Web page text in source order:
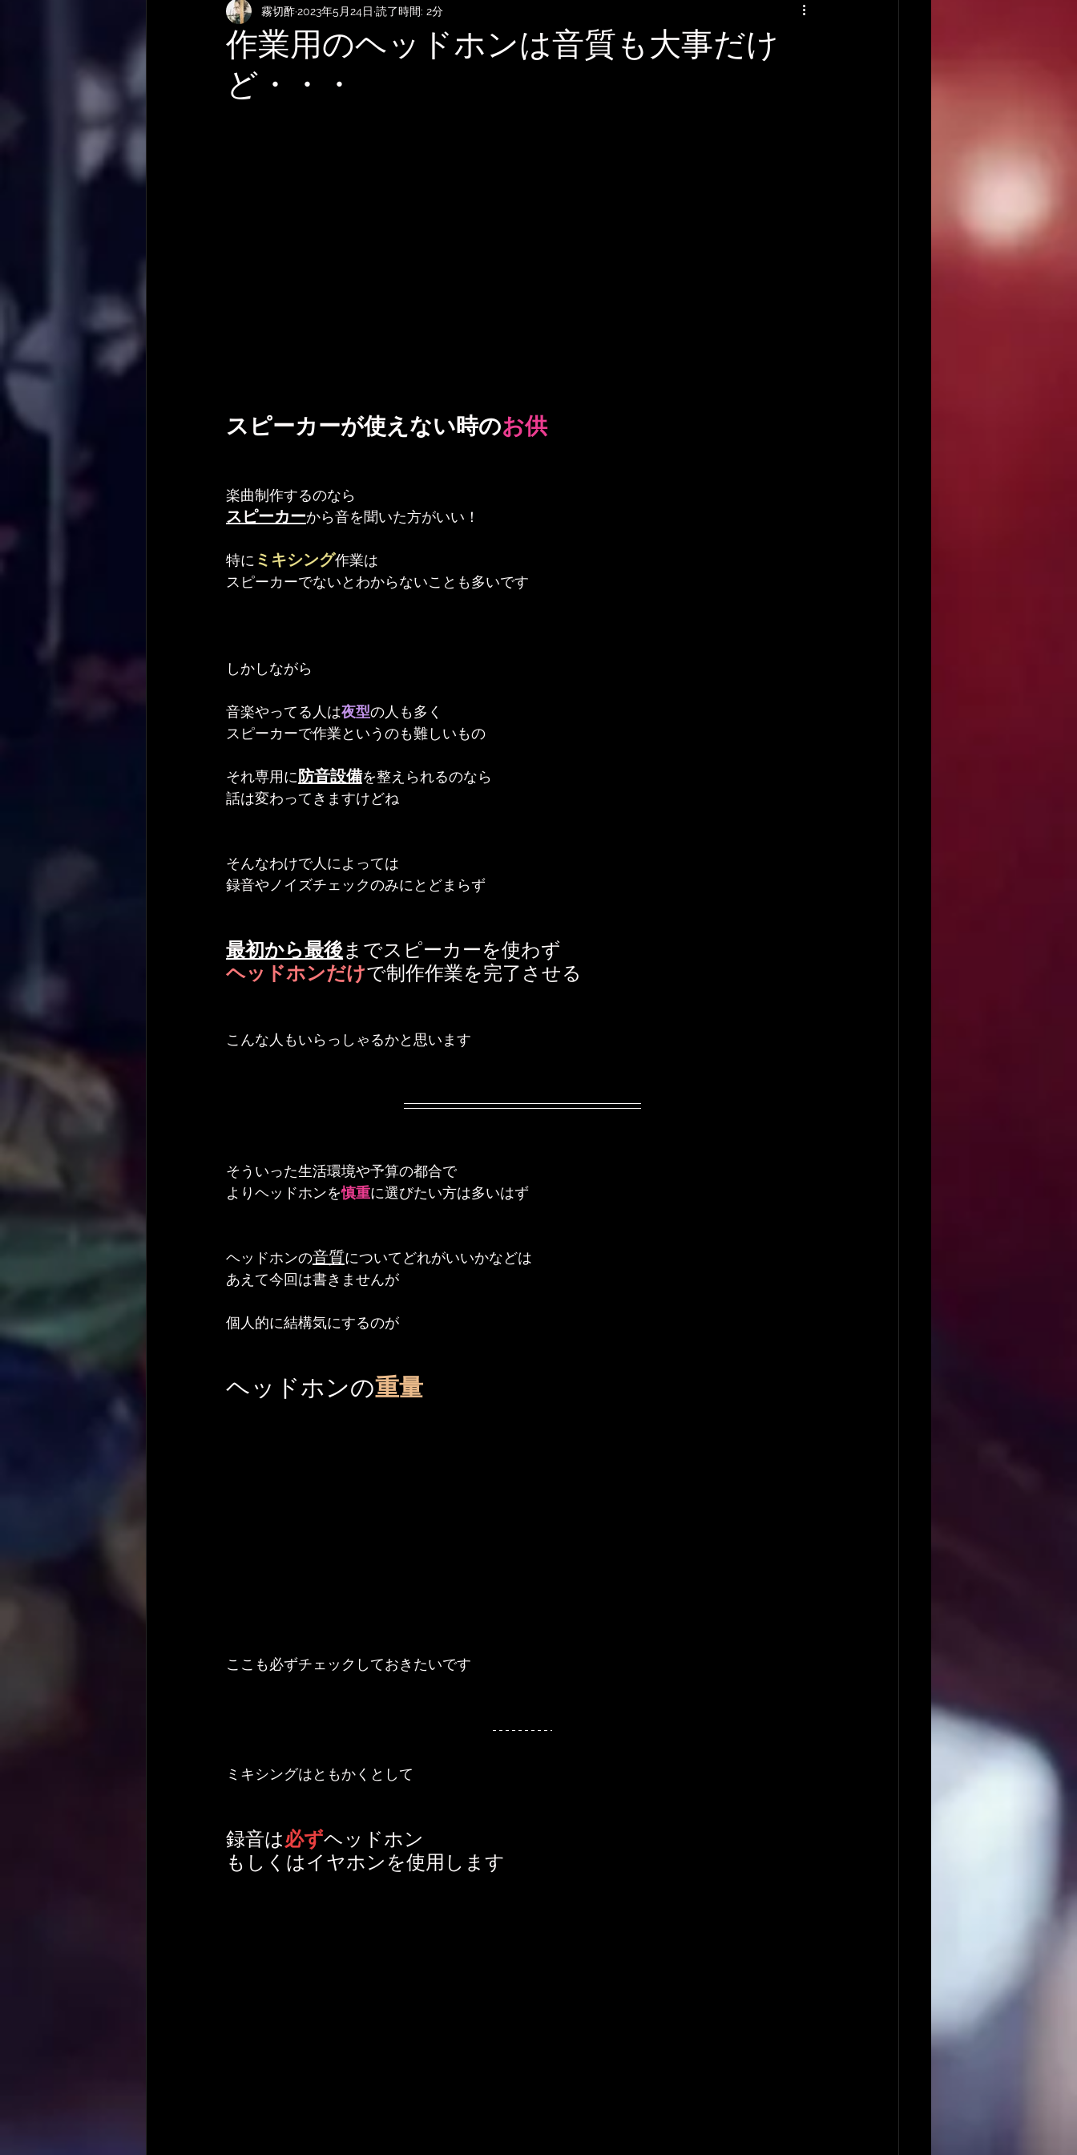
KEMPERおすすめRig・使い方 SubmitHub アーティストの逸話
やってみた・活動記録
作業用のヘッドホンは音質も大事だけ
ど・・・
霧切酢2023年5月24日 読了時間: 2分
スピーカーが使えない時のお供
楽曲制作するのなら
スピーカーから音を聞いた方がいい！
特に ミキシング作業は
スピーカーでないとわからないことも多いです
しかしながら
音楽やってる人は夜型の人も多く
スピーカーで作業というのも難しいもの
それ専用に 防音設備を整えられるのなら
話は変わってきますけどね
そんなわけで人によっては
録音やノイズチェックのみにとどまらず
最初から最後までスピーカーを使わず
ヘッドホンだけで制作作業を完了させる
こんな人もいらっしゃるかと思います
そういった生活環境や予算の都合で
よりヘッドホンを慎重に選びたい方は多いはず
ヘッドホンの音質についてどれがいいかなどは
あえて今回は書きませんが
個人的に結構気にするのが
ヘッドホンの重量
ここも必ずチェックしておきたいです
ミキシングはともかくとして
録音は必ずヘッドホン
もしくはイヤホンを使用します